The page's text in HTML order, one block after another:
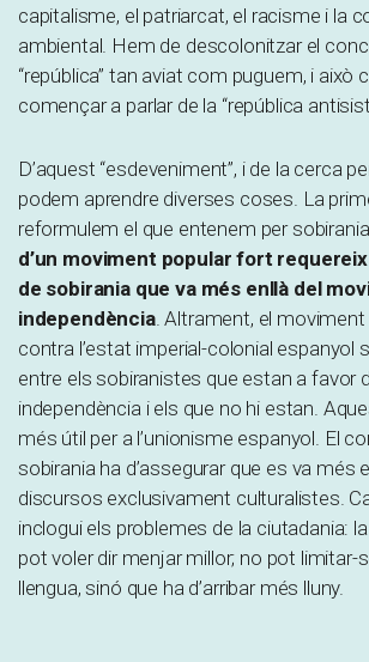
capitalisme, el patriarcat, el racisme i la
ambiental. Hem de descolonitzar el
“república” tan aviat com puguem, i això
començar a parlar de la “república
D’aquest “esdeveniment”, i de la cerca
podem aprendre diverses coses. La
reformulem el que entenem per sobirania.
d’un moviment popular fort
de sobirania que va més enllà del
independència. Altrament, el
contra l’estat imperial-colonial espanyol
entre els sobiranistes que estan a favor
independència i els que no hi estan.
més útil per a l’unionisme espanyol. El
sobirania ha d’assegurar que es va més
discursos exclusivament culturalistes.
inclogui els problemes de la ciutadania:
pot voler dir menjar millor; no pot limitar-
llengua, sinó que ha d’arribar més lluny.